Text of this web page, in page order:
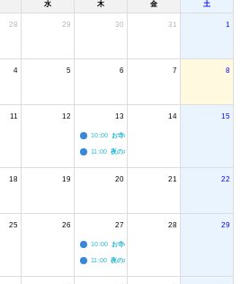
水 木 金 土
28 29 30 31 1
4 5 6 7 8
11 12 13
10:00 お寺のジャグリング教室
11:00 夜のボードゲーム会
14 15
18 19 20 21 22
25 26 27
10:00 お寺のジャグリング教室
11:00 夜のボードゲーム会
28 29